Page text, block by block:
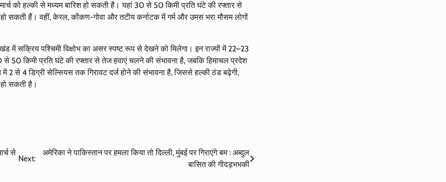
को हल्की से मध्यम बारिश हो सकती है। यहां 30 से 50 किमी प्रति घंटे की रफ्तार से
हैं। वहीं, केरल, कोंकण-गोवा और तटीय कर्नाटक में गर्म और उमस भरा मौसम लोगों
में सक्रिय पश्चिमी विक्षोभ का असर स्पष्ट रूप से देखने को मिलेगा। इन राज्यों में 22–23
50 किमी प्रति घंटे की रफ्तार से तेज हवाएं चलने की संभावना है, जबकि हिमाचल प्रदेश
2 से 4 डिग्री सेल्सियस तक गिरावट दर्ज होने की संभावना है, जिससे हल्की ठंड बढ़ेगी,
सकती है।
से
Next:
अमेरिका ने पाकिस्तान पर हमला किया तो दिल्ली, मुंबई पर गिराएंगे बम : अब्दुल
बासित की गीदड़भभकी